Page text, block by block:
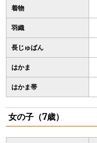
着物
羽織
長じゅばん
はかま
はかま帯
女の子（7歳）